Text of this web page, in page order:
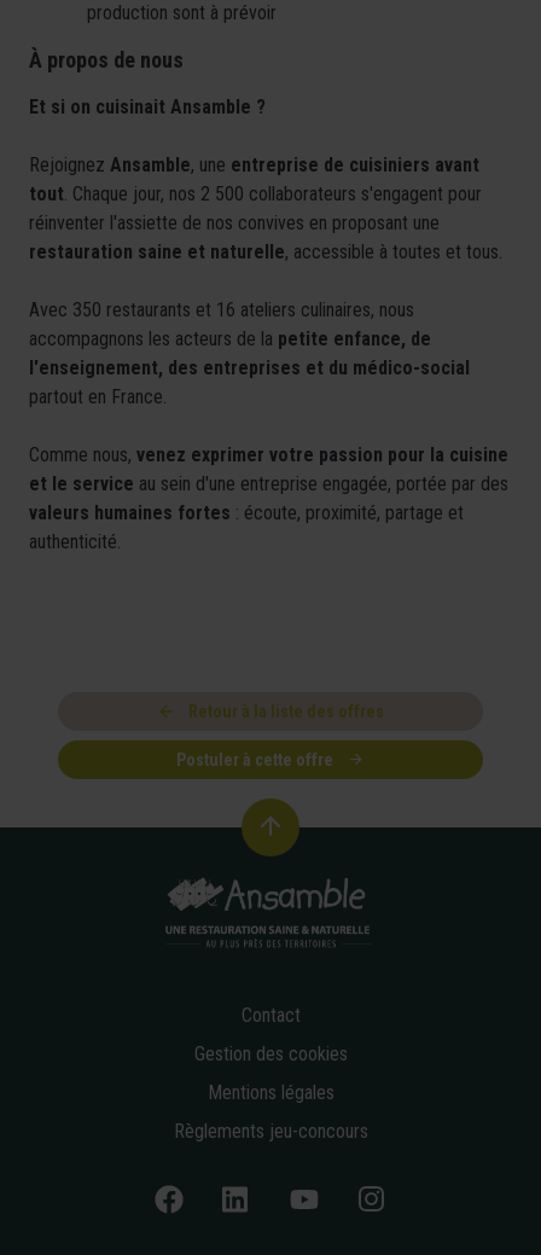
production sont à prévoir
À propos de nous
Et si on cuisinait Ansamble ?
Rejoignez Ansamble, une entreprise de cuisiniers avant
tout. Chaque jour, nos 2 500 collaborateurs s'engagent pour
réinventer l'assiette de nos convives en proposant une
restauration saine et naturelle, accessible à toutes et tous.
Avec 350 restaurants et 16 ateliers culinaires, nous
accompagnons les acteurs de la petite enfance, de
l'enseignement, des entreprises et du médico-social
partout en France.
Comme nous, venez exprimer votre passion pour la cuisine
et le service au sein d'une entreprise engagée, portée par des
valeurs humaines fortes : écoute, proximité, partage et
authenticité.
Retour à la liste des offres
Postuler à cette offre
Contact
Gestion des cookies
Mentions légales
Règlements jeu-concours